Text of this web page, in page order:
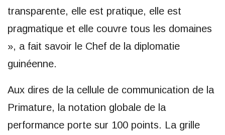
transparente, elle est pratique, elle est
pragmatique et elle couvre tous les domaines
», a fait savoir le Chef de la diplomatie
guinéenne.
Aux dires de la cellule de communication de la
Primature, la notation globale de la
performance porte sur 100 points. La grille